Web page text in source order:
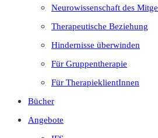
Neurowissenschaft des
Therapeutische Beziehung
Hindernisse überwinden
Für Gruppentherapie
Für TherapieklientInnen
Bücher
Angebote